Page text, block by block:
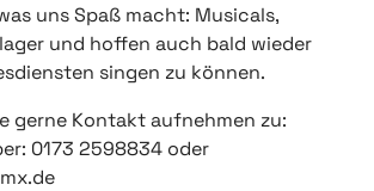
uns Spaß macht: Musicals,
und hoffen auch bald wieder
singen zu können.
gerne Kontakt aufnehmen zu:
0173 2598834 oder